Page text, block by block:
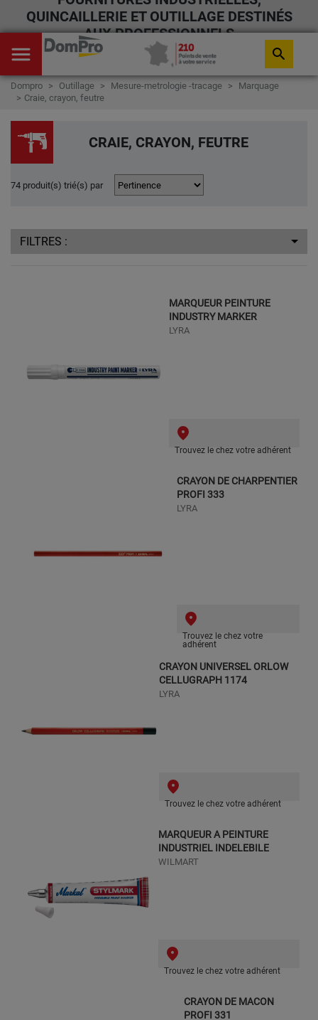
QUINCAILLERIE ET OUTILLAGE DESTINÉS
AUX PROFESSIONNELS
menu search
Dompro Outillage Mesure-metrologie -tracage
Marquage
Craie, crayon, feutre
CRAIE, CRAYON, FEUTRE
74 produit(s) trié(s) par
FILTRES :
MARQUEUR PEINTURE
INDUSTRY MARKER
LYRA
Trouvez le chez votre adhérent
CRAYON DE CHARPENTIER
PROFI 333
LYRA
Trouvez le chez votre
adhérent
CRAYON UNIVERSEL ORLOW
CELLUGRAPH 1174
LYRA
Trouvez le chez votre adhérent
MARQUEUR A PEINTURE
INDUSTRIEL INDELEBILE
WILMART
Trouvez le chez votre adhérent
CRAYON DE MACON
PROFI 331